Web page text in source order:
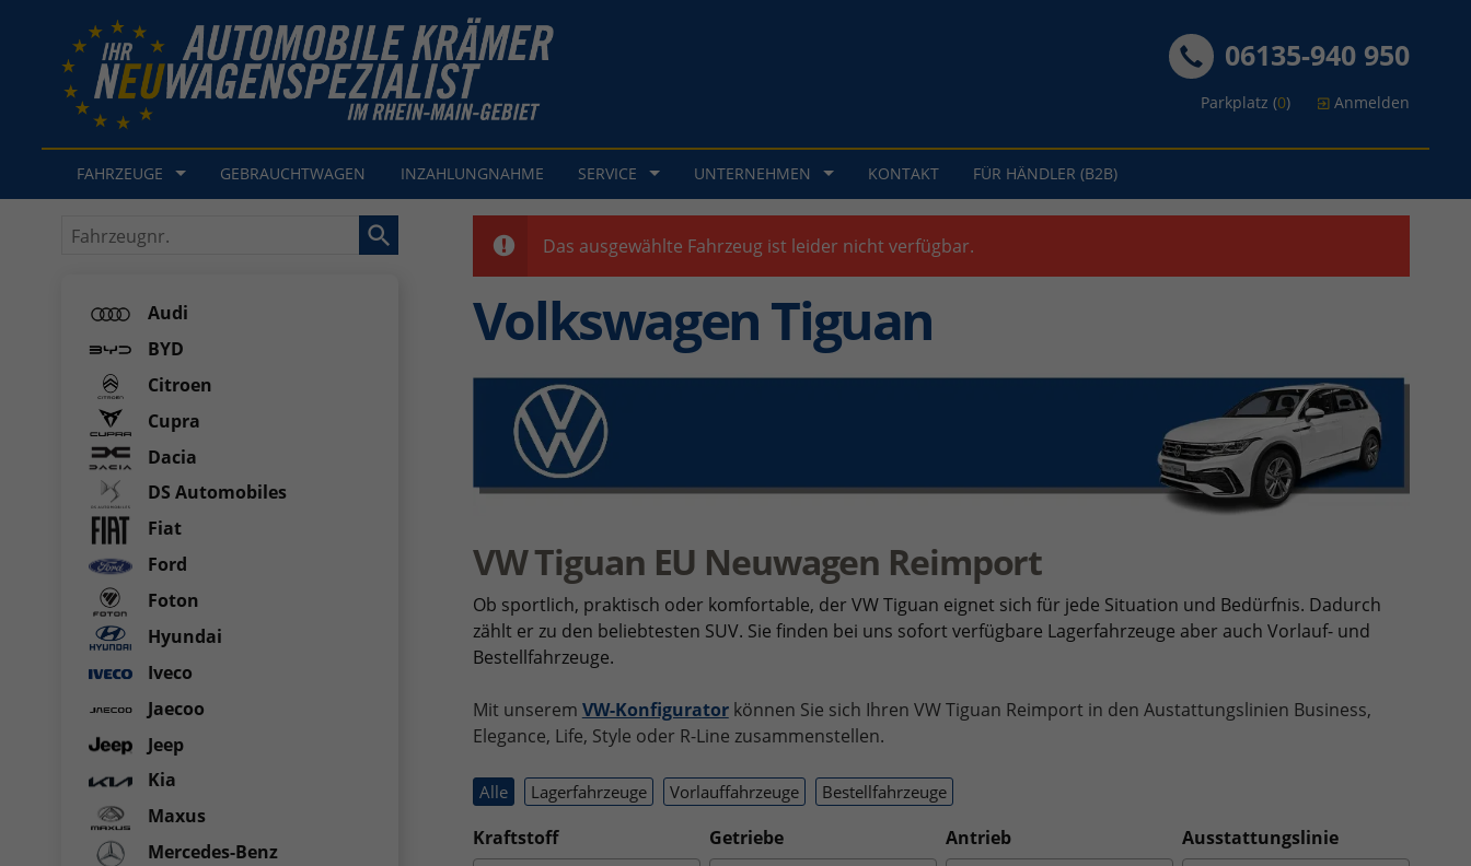
06135-940 950
Parkplatz (0) Anmelden
FAHRZEUGE GEBRAUCHTWAGEN INZAHLUNGNAHME SERVICE UNTERNEHMEN KONTAKT FÜR HÄNDLER (B2B)
Das ausgewählte Fahrzeug ist leider nicht verfügbar.
Volkswagen Tiguan
VW Tiguan EU Neuwagen Reimport
Ob sportlich, praktisch oder komfortable, der VW Tiguan eignet sich für jede Situation und Bedürfnis. Dadurch
zählt er zu den beliebtesten SUV. Sie finden bei uns sofort verfügbare Lagerfahrzeuge aber auch Vorlauf- und
Bestellfahrzeuge.
Mit unserem VW-Konfiguratorkönnen Sie sich Ihren VW Tiguan Reimport in den Austattungslinien Business,
Elegance, Life, Style oder R-Line zusammenstellen.
Alle Lagerfahrzeuge Vorlauffahrzeuge Bestellfahrzeuge
Kraftstoff Getriebe Antrieb Ausstattungslinie
Fahrzeugnr.
Audi
BYD
Citroen
Cupra
Dacia
DS Automobiles
Fiat
Ford
Foton
Hyundai
Iveco
Jaecoo
Jeep
Kia
Maxus
Mercedes-Benz